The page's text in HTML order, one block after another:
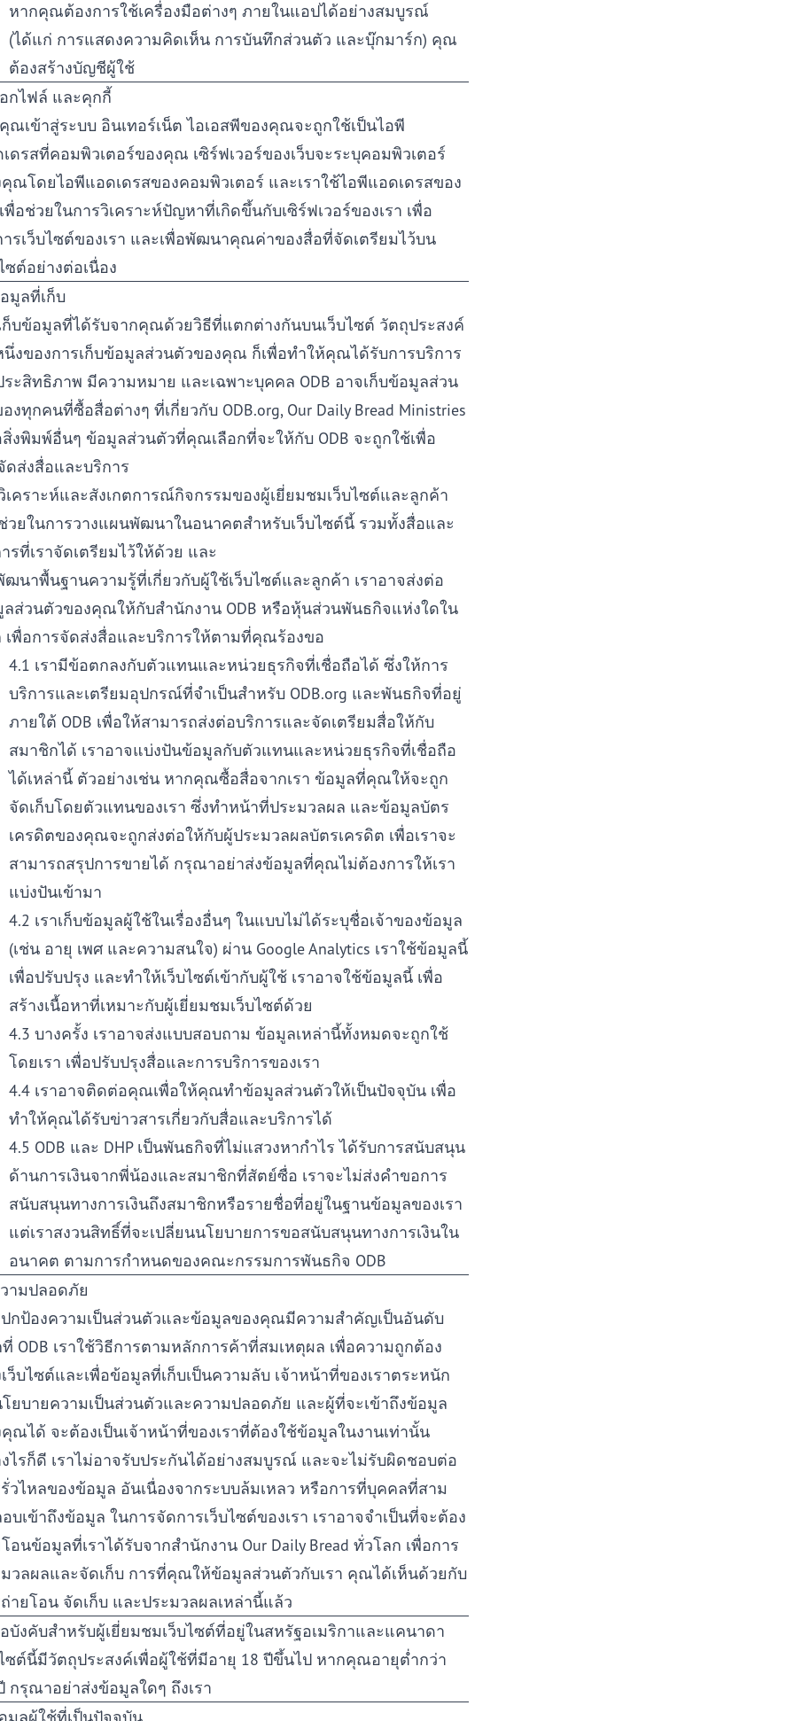
หากคุณต้องการใช้เครื่องมือต่างๆ ภายในแอปได้อย่างสมบูรณ์
(ได้แก่ การแสดงความคิดเห็น การบันทึกส่วนตัว และบุ๊กมาร์ก) คุณ
ต้องสร้างบัญชีผู้ใช้
กไฟล์ และคุกกี้
ณเข้าสู่ระบบ อินเทอร์เน็ต ไอเอสพีของคุณจะถูกใช้เป็นไอพี
ดรสที่คอมพิวเตอร์ของคุณ เซิร์ฟเวอร์ของเว็บจะระบุคอมพิวเตอร์
ณโดยไอพีแอดเดรสของคอมพิวเตอร์ และเราใช้ไอพีแอดเดรสของ
อช่วยในการวิเคราะห์ปัญหาที่เกิดขึ้นกับเซิร์ฟเวอร์ของเรา เพื่อ
รเว็บไซต์ของเรา และเพื่อพัฒนาคุณค่าของสื่อที่จัดเตรียมไว้บน
ซต์อย่างต่อเนื่อง
มูลที่เก็บ
ก็บข้อมูลที่ได้รับจากคุณด้วยวิธีที่แตกต่างกันบนเว็บไซต์ วัตถุประสงค์
งของการเก็บข้อมูลส่วนตัวของคุณ ก็เพื่อทำให้คุณได้รับการบริการ
ะสิทธิภาพ มีความหมาย และเฉพาะบุคคล ODB อาจเก็บข้อมูลส่วน
งทุกคนที่ซื้อสื่อต่างๆ ที่เกี่ยวกับ ODB.org, Our Daily Bread Ministries
งพิมพ์อื่นๆ ข้อมูลส่วนตัวที่คุณเลือกที่จะให้กับ ODB จะถูกใช้เพื่อ
ดส่งสื่อและบริการ
เคราะห์และสังเกตการณ์กิจกรรมของผู้เยี่ยมชมเว็บไซต์และลูกค้า
วยในการวางแผนพัฒนาในอนาคตสำหรับเว็บไซต์นี้ รวมทั้งสื่อและ
รที่เราจัดเตรียมไว้ให้ด้วย และ
ฒนาพื้นฐานความรู้ที่เกี่ยวกับผู้ใช้เว็บไซต์และลูกค้า เราอาจส่งต่อ
ส่วนตัวของคุณให้กับสำนักงาน ODB หรือหุ้นส่วนพันธกิจแห่งใดใน
เพื่อการจัดส่งสื่อและบริการให้ตามที่คุณร้องขอ
4.1 เรามีข้อตกลงกับตัวแทนและหน่วยธุรกิจที่เชื่อถือได้ ซึ่งให้การ
บริการและเตรียมอุปกรณ์ที่จำเป็นสำหรับ ODB.org และพันธกิจที่อยู่
ภายใต้ ODB เพื่อให้สามารถส่งต่อบริการและจัดเตรียมสื่อให้กับ
สมาชิกได้ เราอาจแบ่งปันข้อมูลกับตัวแทนและหน่วยธุรกิจที่เชื่อถือ
ได้เหล่านี้ ตัวอย่างเช่น หากคุณซื้อสื่อจากเรา ข้อมูลที่คุณให้จะถูก
จัดเก็บโดยตัวแทนของเรา ซึ่งทำหน้าที่ประมวลผล และข้อมูลบัตร
เครดิตของคุณจะถูกส่งต่อให้กับผู้ประมวลผลบัตรเครดิต เพื่อเราจะ
สามารถสรุปการขายได้ กรุณาอย่าส่งข้อมูลที่คุณไม่ต้องการให้เรา
แบ่งปันเข้ามา
4.2 เราเก็บข้อมูลผู้ใช้ในเรื่องอื่นๆ ในแบบไม่ได้ระบุชื่อเจ้าของข้อมูล
(เช่น อายุ เพศ และความสนใจ) ผ่าน Google Analytics เราใช้ข้อมูลนี้
เพื่อปรับปรุง และทำให้เว็บไซต์เข้ากับผู้ใช้ เราอาจใช้ข้อมูลนี้ เพื่อ
สร้างเนื้อหาที่เหมาะกับผู้เยี่ยมชมเว็บไซต์ด้วย
4.3 บางครั้ง เราอาจส่งแบบสอบถาม ข้อมูลเหล่านี้ทั้งหมดจะถูกใช้
โดยเรา เพื่อปรับปรุงสื่อและการบริการของเรา
4.4 เราอาจติดต่อคุณเพื่อให้คุณทำข้อมูลส่วนตัวให้เป็นปัจจุบัน เพื่อ
ทำให้คุณได้รับข่าวสารเกี่ยวกับสื่อและบริการได้
4.5 ODB และ DHP เป็นพันธกิจที่ไม่แสวงหากำไร ได้รับการสนับสนุน
ด้านการเงินจากพี่น้องและสมาชิกที่สัตย์ซื่อ เราจะไม่ส่งคำขอการ
สนับสนุนทางการเงินถึงสมาชิกหรือรายชื่อที่อยู่ในฐานข้อมูลของเรา
แต่เราสงวนสิทธิ์ที่จะเปลี่ยนนโยบายการขอสนับสนุนทางการเงินใน
อนาคต ตามการกำหนดของคณะกรรมการพันธกิจ ODB
ามปลอดภัย
กป้องความเป็นส่วนตัวและข้อมูลของคุณมีความสำคัญเป็นอันดับ
ODB เราใช้วิธีการตามหลักการค้าที่สมเหตุผล เพื่อความถูกต้อง
ว็บไซต์และเพื่อข้อมูลที่เก็บเป็นความลับ เจ้าหน้าที่ของเราตระหนัก
ยบายความเป็นส่วนตัวและความปลอดภัย และผู้ที่จะเข้าถึงข้อมูล
ณได้ จะต้องเป็นเจ้าหน้าที่ของเราที่ต้องใช้ข้อมูลในงานเท่านั้น
ไรก็ดี เราไม่อาจรับประกันได้อย่างสมบูรณ์ และจะไม่รับผิดชอบต่อ
วไหลของข้อมูล อันเนื่องจากระบบล้มเหลว หรือการที่บุคคลที่สาม
บเข้าถึงข้อมูล ในการจัดการเว็บไซต์ของเรา เราอาจจำเป็นที่จะต้อง
อนข้อมูลที่เราได้รับจากสำนักงาน Our Daily Bread ทั่วโลก เพื่อการ
วลผลและจัดเก็บ การที่คุณให้ข้อมูลส่วนตัวกับเรา คุณได้เห็นด้วยกับ
ายโอน จัดเก็บ และประมวลผลเหล่านี้แล้ว
บังคับสำหรับผู้เยี่ยมชมเว็บไซต์ที่อยู่ในสหรัฐอเมริกาและแคนาดา
ซต์นี้มีวัตถุประสงค์เพื่อผู้ใช้ที่มีอายุ 18 ปีขึ้นไป หากคุณอายุต่ำกว่า
กรุณาอย่าส่งข้อมูลใดๆ ถึงเรา
มูลผู้ใช้ที่เป็นปัจจุบัน